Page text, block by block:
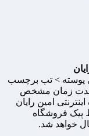
پوسته > تب برچسب
مدت زمان مشخص
امین رایان
پیک فروشگاه
خواهد شد.